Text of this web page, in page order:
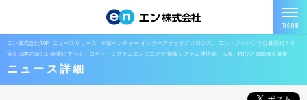
エン株式会社TOP ニュースリリース
宇宙ベンチャー インターステラテクノロジズ、 エン・ジャパンで公募開始！宇
宙を日本の新しい産業にすべく、ロケットシステムエンジニアや 情報システム運用者、広報・PRなど20職種を募集
ニュース詳細